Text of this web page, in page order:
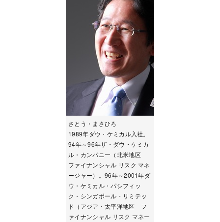
さとう・まさひろ
1989年ダウ・ケミカル入社。
94年～96年ザ・ダウ・ケミカ
ル・カンパニー（北米地区
ファイナンシャル リスク マネ
ージャー）。96年～2001年ダ
ウ・ケミカル・パシフィッ
ク・シンガポール・リミテッ
ド（アジア・太平洋地区 フ
ァイナンシャル リスク マネー